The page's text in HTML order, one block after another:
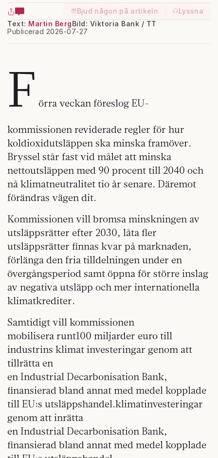
Bjud någon på artikeln
Lyssna
Text: Martin Berg
Publicerad 2026-07-27
Bild: Viktoria Bank / TT
F örra veckan föreslog EU-
kommissionen reviderade regler för hur
koldioxidutsläppen ska minska framöver.
Bryssel står fast vid målet att minska
nettoutsläppen med 90 procent till 2040 och
nå klimatneutralitet tio år senare. Däremot
förändras vägen dit.
Kommissionen vill bromsa minskningen av
utsläppsrätter efter 2030, låta fler
utsläppsrätter finnas kvar på marknaden,
förlänga den fria tilldelningen under en
övergångsperiod samt öppna för större inslag
av negativa utsläpp och mer internationella
klimatkrediter.
Samtidigt vill kommissionen
mobilisera runt100 miljarder euro till
industrins klimat investeringar genom att
tillrätta en
en Industrial Decarbonisation Bank,
finansierad bland annat med medel kopplade
till EU:s utsläppshandel.klimatinvesteringar
genom att inrätta
en Industrial Decarbonisation Bank,
finansierad bland annat med medel kopplade